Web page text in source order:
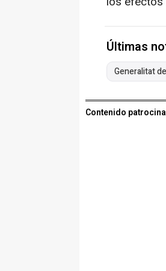
Últimas
Generalitat
Contenido